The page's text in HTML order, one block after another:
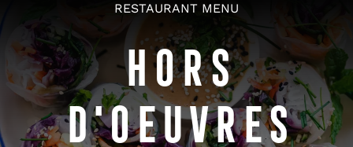
RESTAURANT MENU
HORS
D'OEUVRES